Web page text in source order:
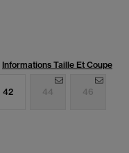
Informations Taille Et Coupe
42 44 46